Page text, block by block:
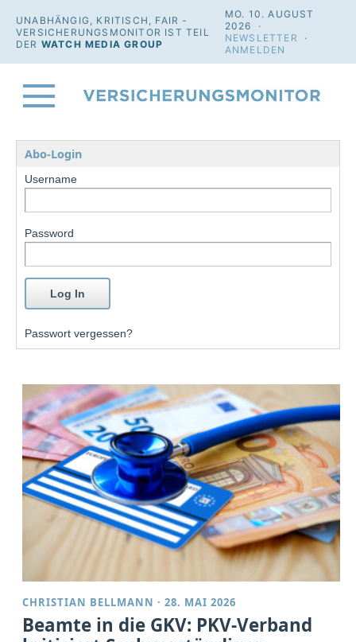
UNABHÄNGIG, KRITISCH, FAIR -
VERSICHERUNGSMONITOR IST TEIL
DER WATCH MEDIA GROUP
MO. 10. AUGUST
2026 ·
NEWSLETTER
·
ANMELDEN
Abo-Login
Username
Password
Passwort vergessen?
CHRISTIAN BELLMANN ·28. MAI 2026
Beamte in die GKV: PKV-Verband